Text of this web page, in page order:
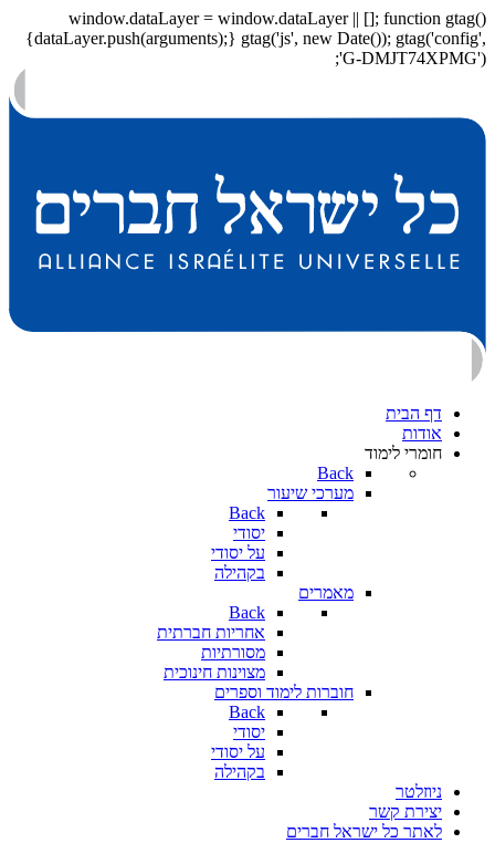
window.dataLayer = window.dataLayer || []; function gtag()
{dataLayer.push(arguments);} gtag('js', new Date()); gtag('config',
'G-DMJT74XPMG');
דף הבית
אודות
חומרי לימוד
Back
מערכי שיעור
Back
יסודי
על יסודי
בקהילה
מאמרים
Back
אחריות חברתית
מסורתיות
מצוינות חינוכית
חוברות לימוד וספרים
Back
יסודי
על יסודי
בקהילה
ניוזלטר
יצירת קשר
לאתר כל ישראל חברים